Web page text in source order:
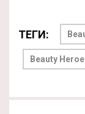
ТЕГИ:
Beauty